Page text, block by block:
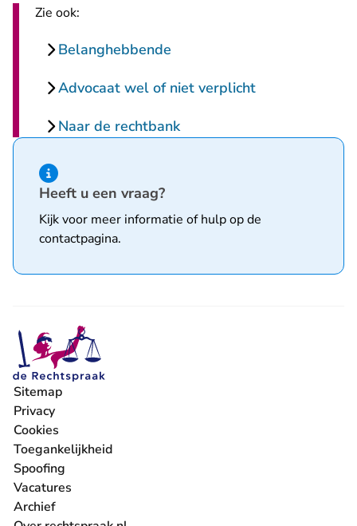
Zie ook:
Belanghebbende
Advocaat wel of niet verplicht
Naar de rechtbank
Hint van type informatie
Heeft u een vraag?
Kijk voor meer informatie of hulp op de
contactpagina.
Sitemap
Privacy
Cookies
Toegankelijkheid
Spoofing
Vacatures
- U verlaat Rechtspraak.nl
Archief